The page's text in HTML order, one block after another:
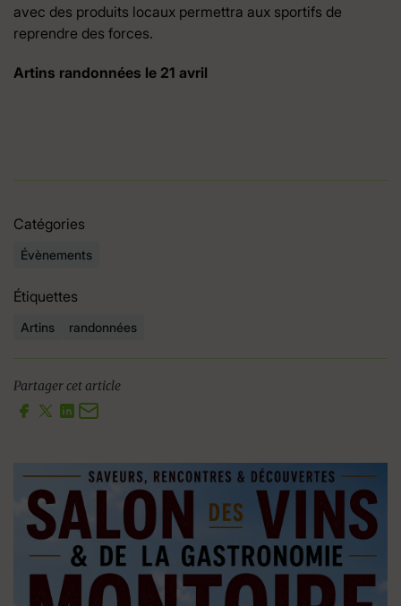
avec des produits locaux permettra aux sportifs de
reprendre des forces.
Artins randonnées le 21 avril
Catégories
Évènements
Étiquettes
Artins randonnées
Partager cet article